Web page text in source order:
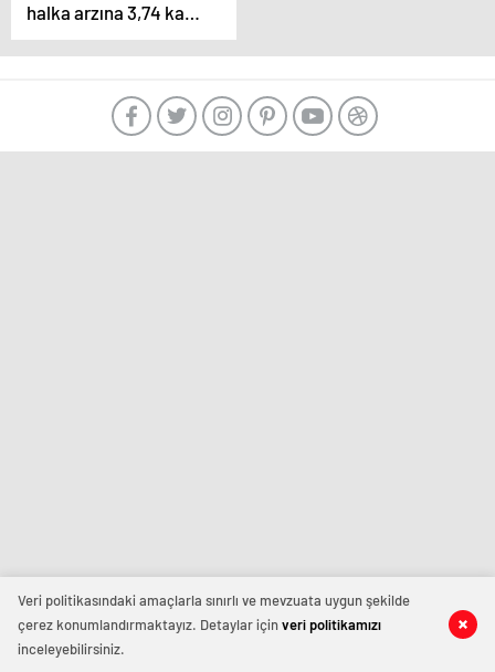
halka arzına 3,74 kat
talep geldi
Veri politikasındaki amaçlarla sınırlı ve mevzuata uygun şekilde
çerez konumlandırmaktayız. Detaylar içinveri politikamızı
inceleyebilirsiniz.